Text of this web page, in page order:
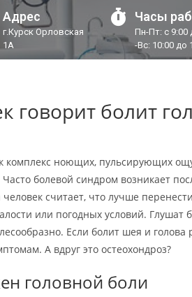
Адрес
г.Курск Орловская
1А
Часы
Пн-Пт: с 9:00
-Вс: 10:00 до
говорит болит
комплекс ноющих, пульсирующих
болевой синдром возникает
считает, что лучше
или погодных условий.
Если болит шея и голова
А вдруг это остеохондроз?
головной боли